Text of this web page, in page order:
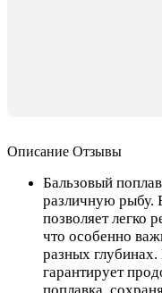
Описание Отзывы
Бальзовый
различную рыбу.
позволяет легко
что особенно
разных
гарантирует